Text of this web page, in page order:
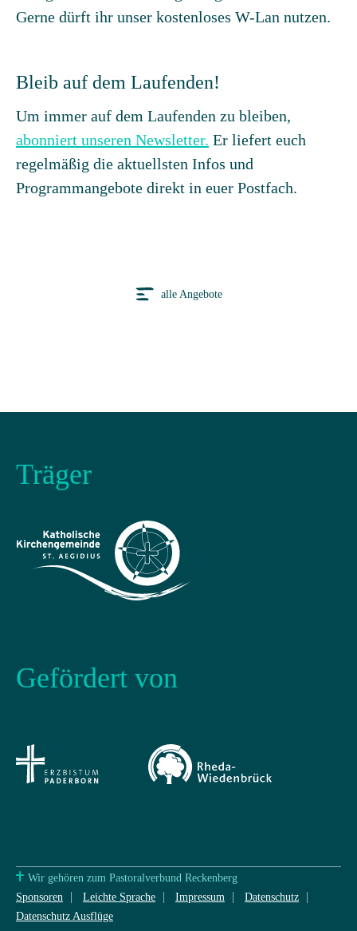
Gerne dürft ihr unser kostenloses W-Lan nutzen.
Bleib auf dem Laufenden!
Um immer auf dem Laufenden zu bleiben,
abonniert unseren Newsletter. Er liefert euch
regelmäßig die aktuellsten Infos und
Programmangebote direkt in euer Postfach.
alle Angebote
Träger
Gefördert von
Wir gehören zum Pastoralverbund Reckenberg
Sponsoren
Leichte Sprache Impressum
Datenschutz
Datenschutz Ausflüge